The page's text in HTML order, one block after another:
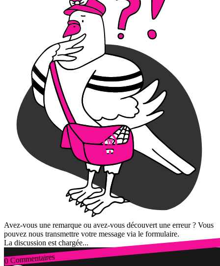
Avez-vous une remarque ou avez-vous découvert une erreur ? Vous
pouvez nous transmettre votre message via le formulaire.
La discussion est chargée...
0 Commentaires
Connexion